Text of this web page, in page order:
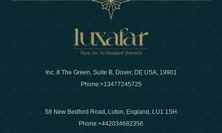
Inc. 8 The Green, Suite B, Dover, DE USA, 19901
Phone:+13477245725
58 New Bedford Road, Luton, England, LU1 1SH
Phone:+442034682356